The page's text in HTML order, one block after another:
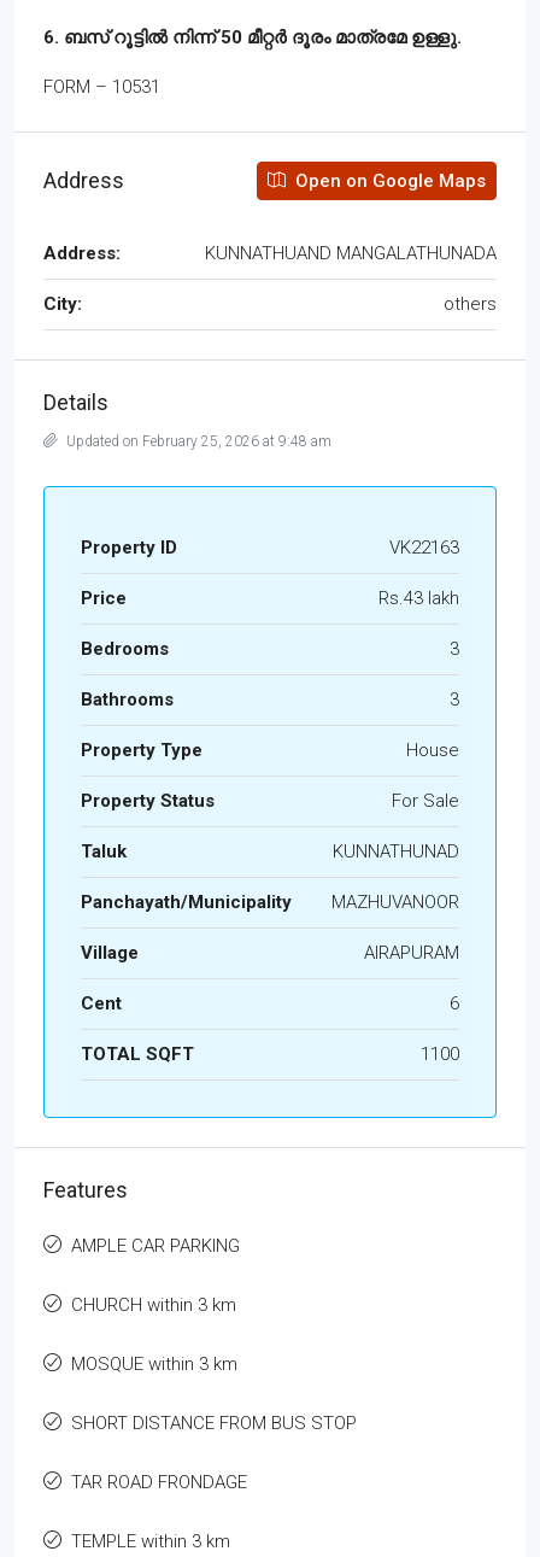
6. ബസ് റൂട്ടിൽ നിന്ന് 50 മീറ്റർ ദൂരം മാത്രമേ ഉള്ളു.
FORM – 10531
Address Open on Google Maps
Address: KUNNATHUAND MANGALATHUNADA
City: others
Details
Updated on February 25, 2026 at 9:48 am
Property ID VK22163
Price Rs.43 lakh
Bedrooms 3
Bathrooms 3
Property Type House
Property Status For Sale
Taluk KUNNATHUNAD
Panchayath/Municipality MAZHUVANOOR
Village AIRAPURAM
Cent 6
TOTAL SQFT 1100
Features
AMPLE CAR PARKING
CHURCH within 3 km
MOSQUE within 3 km
SHORT DISTANCE FROM BUS STOP
TAR ROAD FRONDAGE
TEMPLE within 3 km